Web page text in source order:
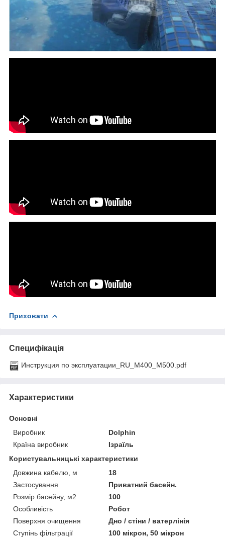
Приховати
Специфікація
Инструкция по эксплуатации_RU_M400_M500.pdf
Характеристики
Основні
Виробник
Dolphin
Країна виробник
Ізраїль
Користувальницькі характеристики
Довжина кабелю, м
18
Застосування
Приватний басейн.
Розмір басейну, м2
100
Особливість
Робот
Поверхня очищення
Дно / стіни / ватерлінія
Ступінь фільтрації
100 мікрон, 50 мікрон